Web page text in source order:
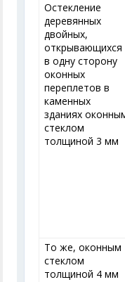
Остекление
деревянных
двойных,
открывающихся
в одну сторону
оконных
переплетов в
каменных
зданиях
стеклом
толщиной 3 мм
То же, оконным
стеклом
толщиной 4 мм